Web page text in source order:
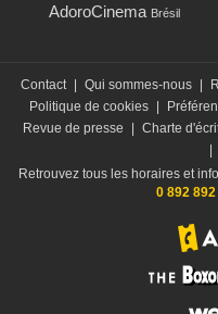
AdoroCinema Brésil
Contact | Qui sommes-nous |
Politique de cookies |
Revue de presse
| Charte
|
Retrouvez tous les horaires et
0 892 892